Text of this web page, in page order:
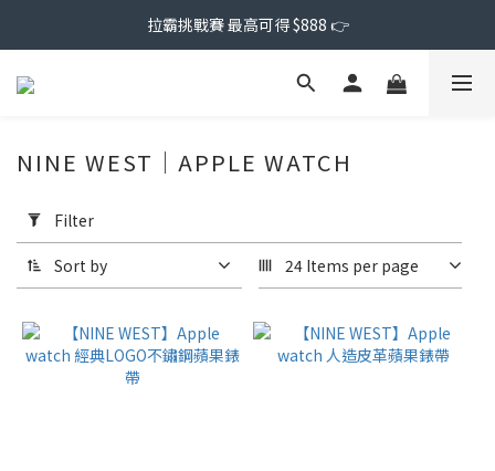
拉霸挑戰賽 最高可得 $888 👉
Filter
(0/20)
Range
(NT$)
NINE WEST｜APPLE WATCH
Filter
Sort by 24 Items per page